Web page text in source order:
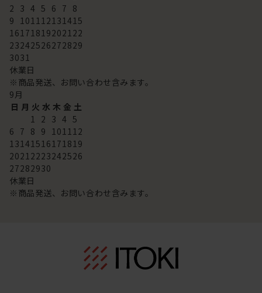
2 3 4 5 6 7 8
9 101112131415
16171819202122
23242526272829
3031
休業日
※商品発送、お問い合わせ含みます。
9月
日 月 火 水 木 金 土
1 2 3 4 5
6 7 8 9 101112
13141516171819
20212223242526
27282930
休業日
※商品発送、お問い合わせ含みます。